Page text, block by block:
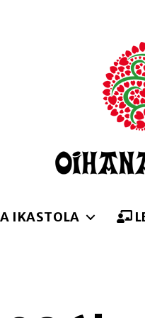
IKASTOLA